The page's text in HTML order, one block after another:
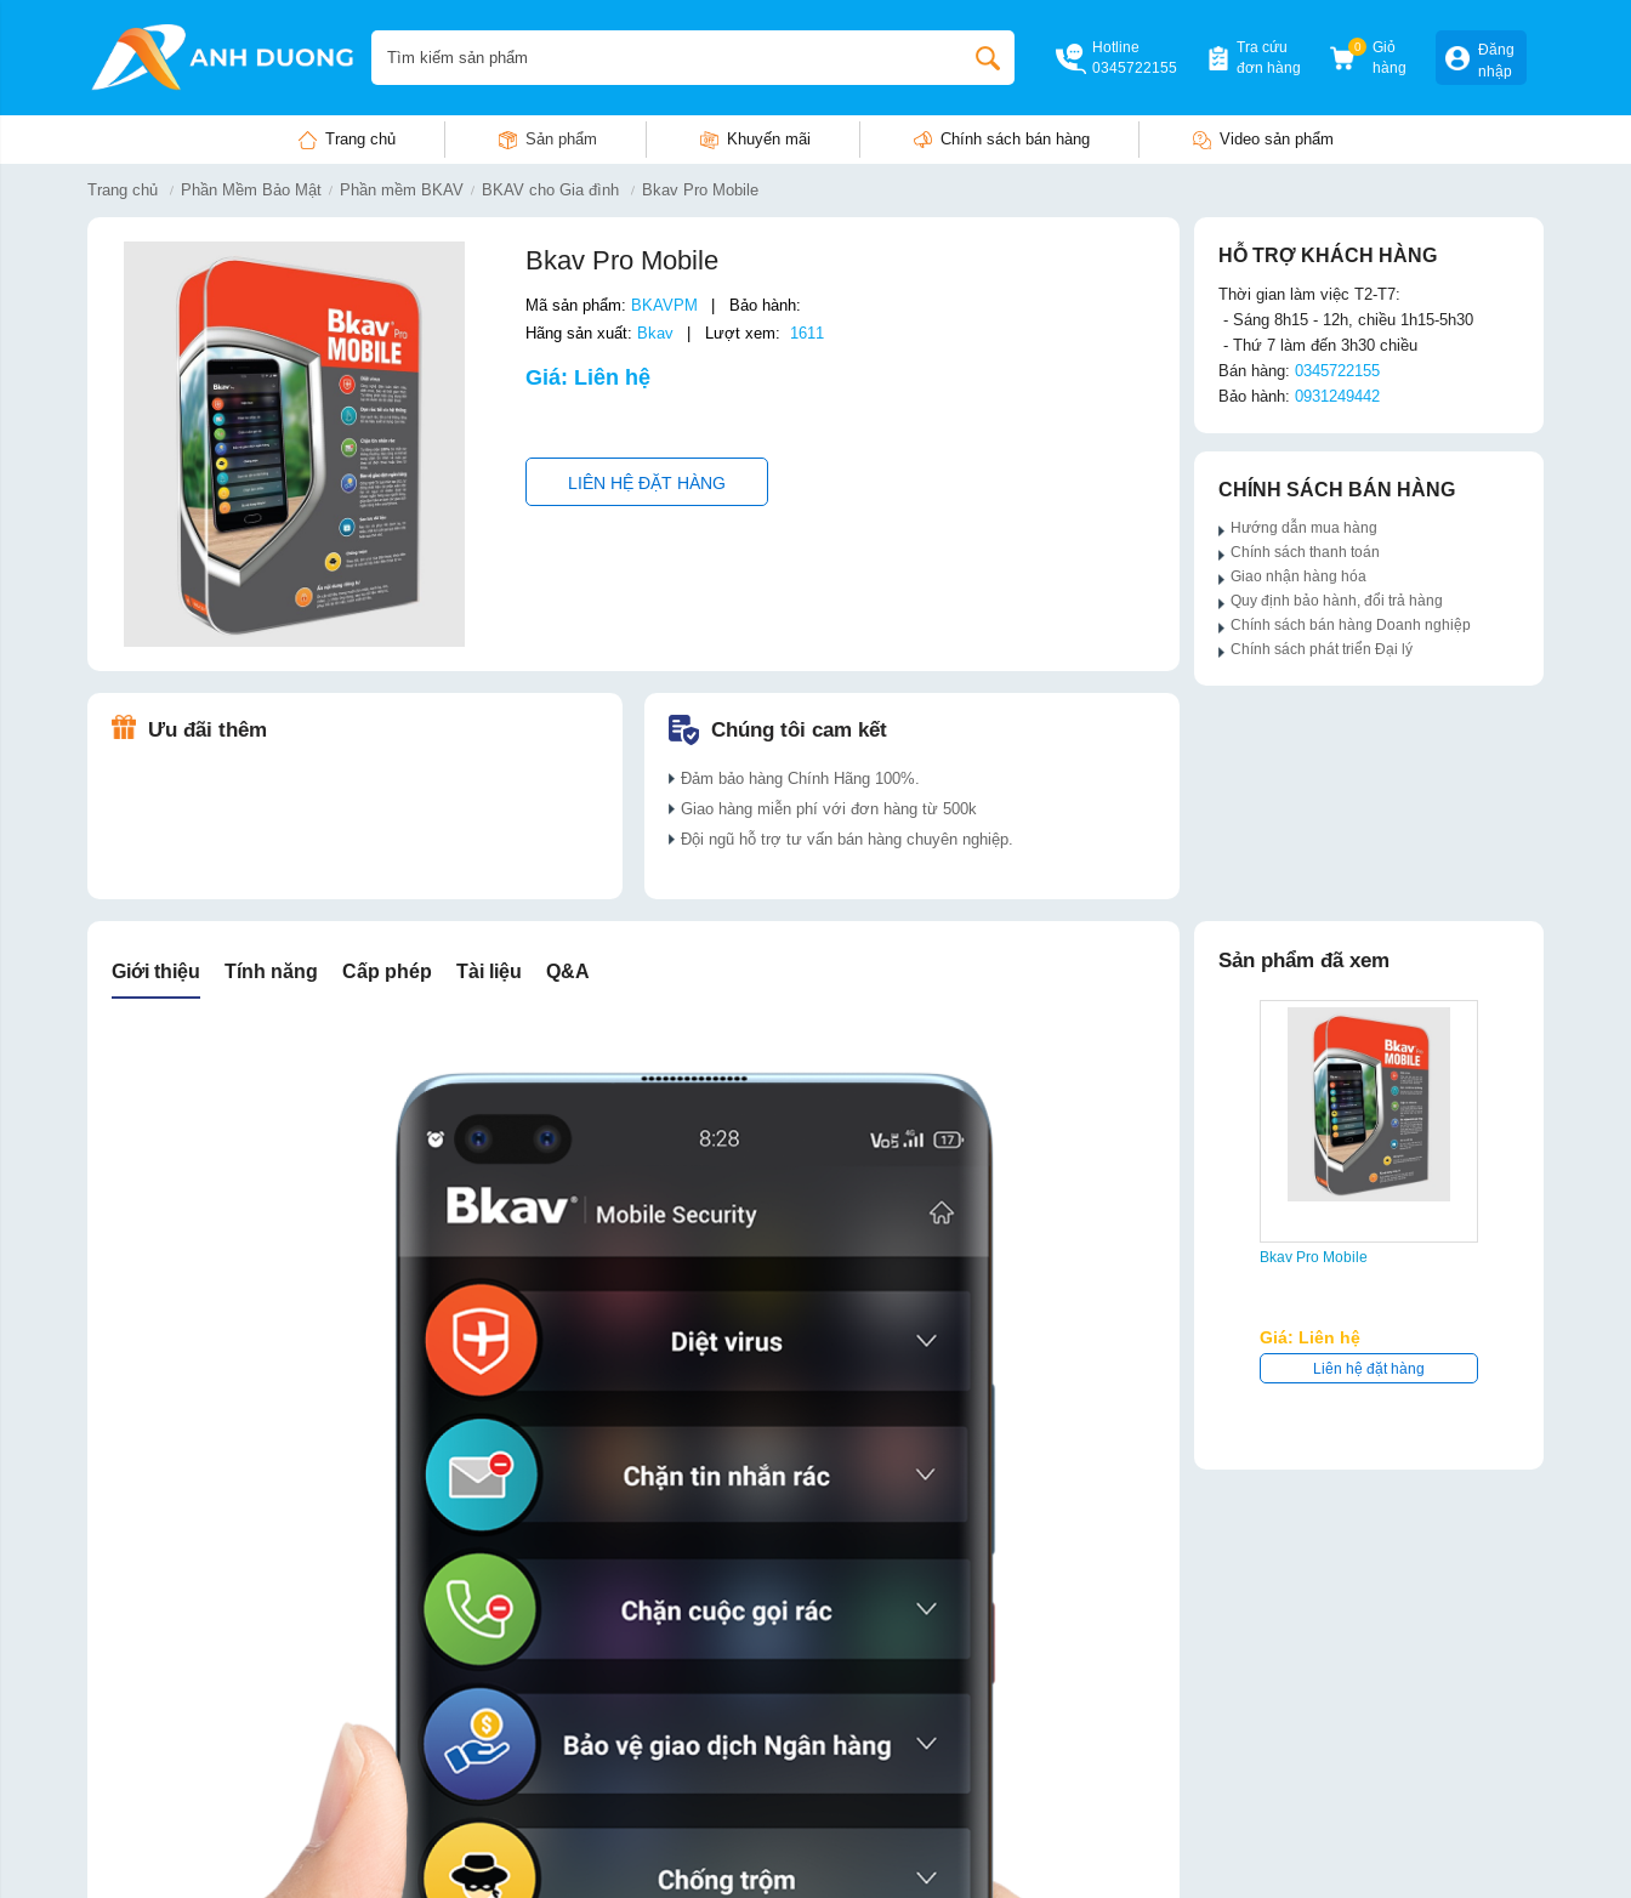
Hotline
0345722155
Tra cứu
đơn hàng
0
Giỏ
hàng
Đăng
nhập
Trang chủ Sản phẩm Khuyến mãi Chính sách bán hàng Video sản phẩm
Trang chủ Phần Mềm Bảo Mật Phần mềm BKAV BKAV cho Gia đình Bkav Pro Mobile
Bkav Pro Mobile
Mã sản phẩm: BKAVPM
Bảo hành:
Hãng sản xuất: Bkav Lượt xem: 1611
Giá: Liên hệ
LIÊN HỆ ĐẶT HÀNG
Ưu đãi thêm Chúng tôi cam kết
Đảm bảo hàng Chính Hãng 100%.
Giao hàng miễn phí với đơn hàng từ 500k
Đội ngũ hỗ trợ tư vấn bán hàng chuyên nghiệp.
HỖ TRỢ KHÁCH HÀNG
Thời gian làm việc T2-T7:
- Sáng 8h15 - 12h, chiều 1h15-5h30
- Thứ 7 làm đến 3h30 chiều
Bán hàng: 0345722155
Bảo hành: 0931249442
CHÍNH SÁCH BÁN HÀNG
Hướng dẫn mua hàng
Chính sách thanh toán
Giao nhận hàng hóa
Quy định bảo hành, đổi trả hàng
Chính sách bán hàng Doanh nghiệp
Chính sách phát triển Đại lý
Giới thiệu Tính năng Cấp phép Tài liệu Q&A Sản phẩm đã xem
Bkav Pro Mobile
Giá: Liên hệ
Liên hệ đặt hàng